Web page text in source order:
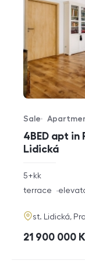
4BED apt in
Lidická
Offer type
Sale
Property type
rozměry
disposition
5+kk
funkce
terrace
adresa
st. Lidická,
cena
21 900 000